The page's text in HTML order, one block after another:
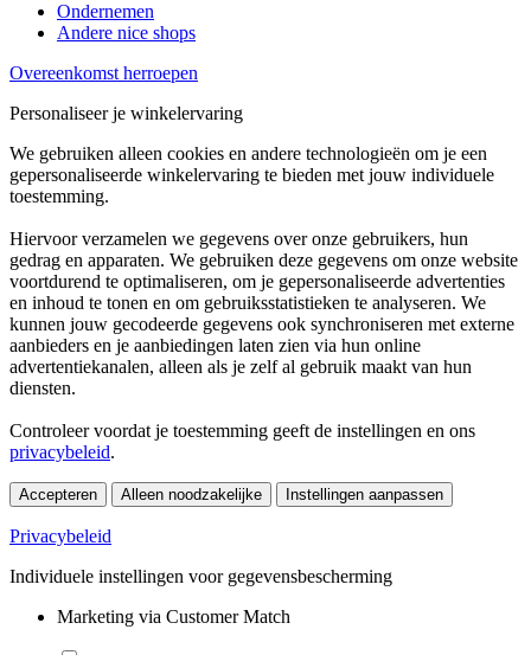
Ondernemen
Andere nice shops
Overeenkomst herroepen
Personaliseer je winkelervaring
We gebruiken alleen cookies en andere technologieën om je een
gepersonaliseerde winkelervaring te bieden met jouw individuele
toestemming.
Hiervoor verzamelen we gegevens over onze gebruikers, hun
gedrag en apparaten. We gebruiken deze gegevens om onze website
voortdurend te optimaliseren, om je gepersonaliseerde advertenties
en inhoud te tonen en om gebruiksstatistieken te analyseren. We
kunnen jouw gecodeerde gegevens ook synchroniseren met externe
aanbieders en je aanbiedingen laten zien via hun online
advertentiekanalen, alleen als je zelf al gebruik maakt van hun
diensten.
Controleer voordat je toestemming geeft de instellingen en ons
privacybeleid.
Accepteren Alleen noodzakelijke Instellingen aanpassen
Privacybeleid
Individuele instellingen voor gegevensbescherming
Marketing via Customer Match